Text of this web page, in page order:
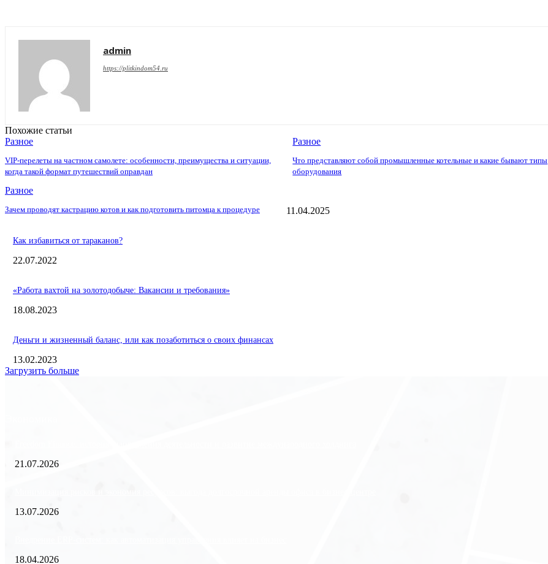
admin
https://plitkindom54.ru
Похожие статьи
Разное
VIP-перелеты на частном самолете: особенности, преимущества и ситуации,
когда такой формат путешествий оправдан
Разное
Что представляют собой промышленные котельные и какие бывают типы
оборудования
Разное
Зачем проводят кастрацию котов и как подготовить питомца к процедуре 11.04.2025
Как избавиться от тараканов?
22.07.2022
«Работа вахтой на золотодобыче: Вакансии и требования»
18.08.2023
Деньги и жизненный баланс, или как позаботиться о своих финансах
13.02.2023
Загрузить больше
21.07.2026
13.07.2026
18.04.2026